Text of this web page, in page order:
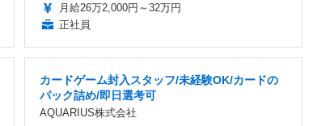
月給26万2,000円～32万円
正社員
カードゲーム封入スタッフ/未経験OK/カードの
パック詰め/即日選考可
AQUARIUS株式会社